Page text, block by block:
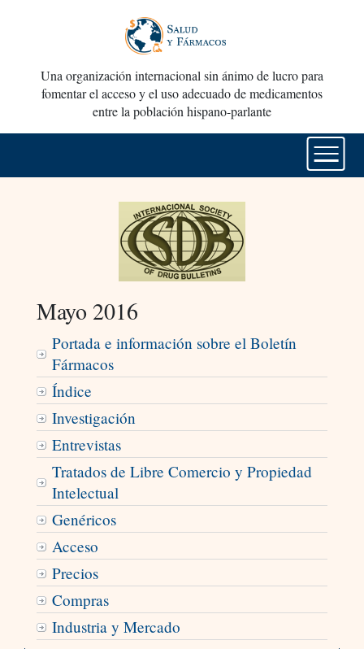
Una organización internacional sin ánimo de lucro para
fomentar el acceso y el uso adecuado de medicamentos
entre la población hispano-parlante
Mayo 2016
Portada e información sobre el Boletín
Fármacos
Índice
Investigación
Entrevistas
Tratados de Libre Comercio y Propiedad
Intelectual
Genéricos
Acceso
Precios
Compras
Industria y Mercado